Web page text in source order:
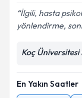
İlgili, hasta
yönlendirme,
Koç Üniversitesi
En Yakın Saatler